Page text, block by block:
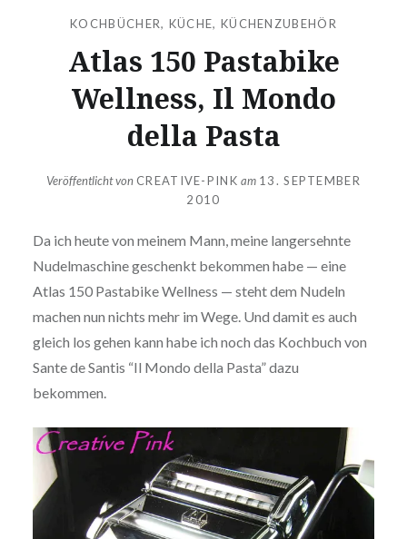
KOCHBÜCHER, KÜCHE, KÜCHENZUBEHÖR
Atlas 150 Pastabike
Wellness, Il Mondo
della Pasta
Veröffentlicht von CREATIVE-PINK am 13. SEPTEMBER
2010
Da ich heute von meinem Mann, meine lang­ersehn­te
Nudel­ma­schi­ne geschenkt bekommen habe — eine
Atlas 150 Pastabike Wellness — steht dem Nudeln
machen nun nichts mehr im Wege. Und damit es auch
gleich los gehen kann habe ich noch das Kochbuch von
Sante de Santis “Il Mondo della Pasta” dazu
bekommen.